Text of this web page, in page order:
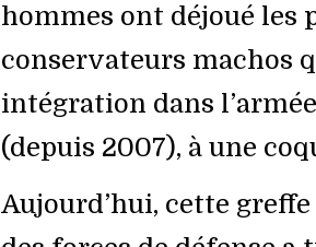
hommes ont déjoué les
conservateurs machos
intégration dans
(depuis 2007), à une
Aujourd’hui, cette